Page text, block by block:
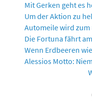
Mit Gerken geht es
Um der Aktion zu
Automeile wird
Die Fortuna fährt
Wenn Erdbeeren
Alessios Motto: